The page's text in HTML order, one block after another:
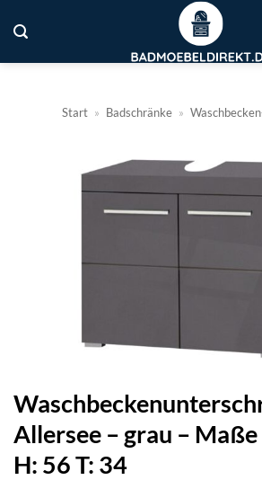
Inhalt
springen
Start » Badschränke »
Allersee – grau – Maße
H: 56 T: 34